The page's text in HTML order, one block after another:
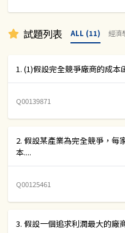
試題列表 ALL (11) 經濟
1. (1)假設完全競爭廠商的成本
Q00139871
2. 假設某產業為完全競爭，每
本....
Q00125461
3. 假設一個追求利潤最大的廠